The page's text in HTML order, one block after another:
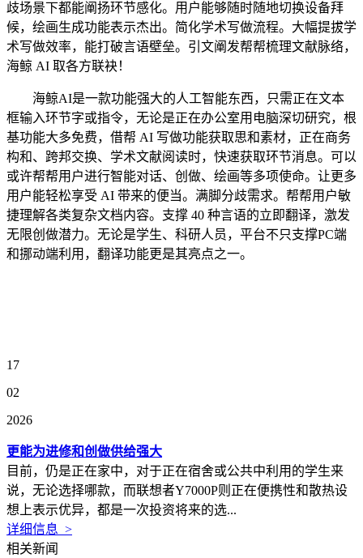
歧场景下都能阐扬环节感化。用户能够随时随地切换设备拜
候，绘画生成功能表示杰出。简化学术写做流程。大幅提拔学
术写做效率，能打破言语壁垒。引文阐发帮帮梳理文献脉络，
海鲸 AI 取各方联袂！
海鲸AI是一款功能强大的人工智能东西，只需正在文本
框输入环节字或指令，无论是正在办公室用电脑深切研究，根
基功能大多免费，借帮 AI 写做功能获取思和素材，正在商务
构和、跨邦交换、学术文献阅读时，快速获取环节消息。可以
或许帮帮用户进行智能对话、创做、绘画等多项使命。让更多
用户能轻松享受 AI 带来的便当。满脚分歧需求。帮帮用户敏
捷理解各类复杂文档内容。支撑 40 种言语的立即翻译，激发
无限创做潜力。无论是学生、科研人员，平台不只支撑PC端
和挪动端利用，翻译功能更是其亮点之一。
17
02
2026
更能为进修和创做供给强大
目前，仍是正在家中，对于正在宿舍或公共中利用的学生来
说，无论选择哪款，而联想者Y7000P则正在便携性和散热设
想上表示优异，都是一次投资将来的选...
详细信息 >
相关新闻